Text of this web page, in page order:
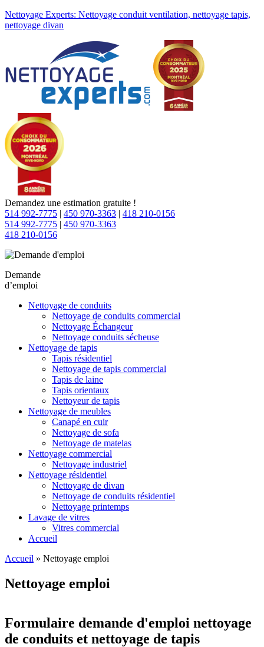
Nettoyage Experts: Nettoyage conduit ventilation, nettoyage tapis,
nettoyage divan
Demandez une estimation gratuite !
514 992-7775 | 450 970-3363 | 418 210-0156
514 992-7775 | 450 970-3363
418 210-0156
Demande
d’emploi
Nettoyage de conduits
Nettoyage de conduits commercial
Nettoyage Échangeur
Nettoyage conduits sécheuse
Nettoyage de tapis
Tapis résidentiel
Nettoyage de tapis commercial
Tapis de laine
Tapis orientaux
Nettoyeur de tapis
Nettoyage de meubles
Canapé en cuir
Nettoyage de sofa
Nettoyage de matelas
Nettoyage commercial
Nettoyage industriel
Nettoyage résidentiel
Nettoyage de divan
Nettoyage de conduits résidentiel
Nettoyage printemps
Lavage de vitres
Vitres commercial
Accueil
Accueil » Nettoyage emploi
Nettoyage emploi
Formulaire demande d'emploi nettoyage
de conduits et nettoyage de tapis